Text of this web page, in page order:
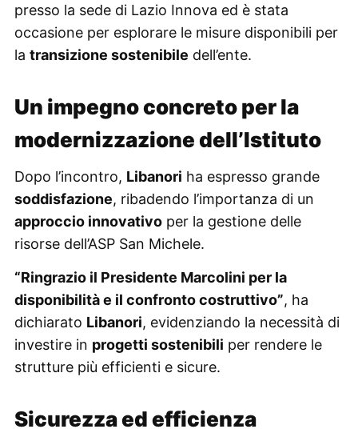
presso la sede di Lazio Innova ed è stata
occasione per esplorare le misure disponibili per
la transizione sostenibile dell’ente.
Un impegno concreto per la
modernizzazione dell’Istituto
Dopo l’incontro, Libanori ha espresso grande
soddisfazione, ribadendo l’importanza di un
approccio innovativoper la gestione delle
risorse dell’ASP San Michele.
“Ringrazio il Presidente Marcolini per la
disponibilità e il confronto costruttivo”, ha
dichiarato Libanori, evidenziando la necessità di
investire in progetti sostenibili per rendere le
strutture più efficienti e sicure.
Sicurezza ed efficienza